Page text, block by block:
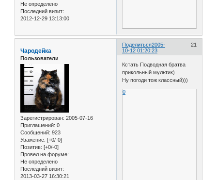
Не определено
Последний визит:
2012-12-29 13:13:00
Поделиться 21
2005-
10-12 01:20:23
Чародейка
Пользователи
Зарегистрирован: 2005-07-16
Приглашений: 0
Сообщений: 923
Уважение: [+0/-0]
Позитив: [+0/-0]
Провел на форуме:
Не определено
Последний визит:
2013-03-27 16:30:21
Кстать Подводная братва
прикольный мультик)
Ну погоди тож классный)))
0